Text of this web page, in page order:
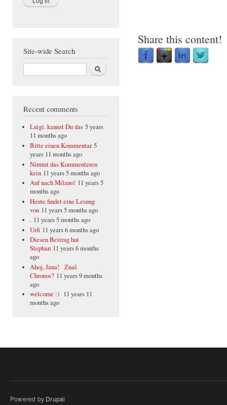
Site-wide Search
Search
Recent comments
Luigi. kannst Du das 5 years
11 months ago
Bitte einen Kommentar 5
years 11 months ago
Nimmt das Kommenteren
kein 11 years 5 months ago
Auf nach Milano! 11 years 5
months ago
Heute findet eine Lesung
von 11 years 5 months ago
. 11 years 5 months ago
Urfi 11 years 6 months ago
Diesen Beitrag hat
Stephan 11 years 6 months
ago
Ahoj, Jana! Znaš
Chronos? 11 years 9 months
ago
welcome :) 11 years 11
months ago
Share this content!
Powered by Drupal